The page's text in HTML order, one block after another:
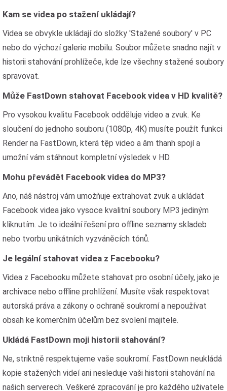
Kam se videa po stažení ukládají?
Videa se obvykle ukládají do složky 'Stažené soubory' v PC
nebo do výchozí galerie mobilu. Soubor můžete snadno najít v
historii stahování prohlížeče, kde lze všechny stažené soubory
spravovat.
Může FastDown stahovat Facebook videa v HD kvalitě?
Pro vysokou kvalitu Facebook odděluje video a zvuk. Ke
sloučení do jednoho souboru (1080p, 4K) musíte použít funkci
Render na FastDown, která tệp video a âm thanh spojí a
umožní vám stáhnout kompletní výsledek v HD.
Mohu převádět Facebook videa do MP3?
Ano, náš nástroj vám umožňuje extrahovat zvuk a ukládat
Facebook videa jako vysoce kvalitní soubory MP3 jediným
kliknutím. Je to ideální řešení pro offline seznamy skladeb
nebo tvorbu unikátních vyzváněcích tónů.
Je legální stahovat videa z Facebooku?
Videa z Facebooku můžete stahovat pro osobní účely, jako je
archivace nebo offline prohlížení. Musíte však respektovat
autorská práva a zákony o ochraně soukromí a nepoužívat
obsah ke komerčním účelům bez svolení majitele.
Ukládá FastDown moji historii stahování?
Ne, striktně respektujeme vaše soukromí. FastDown neukládá
kopie stažených videí ani nesleduje vaši historii stahování na
našich serverech. Veškeré zpracování je pro každého uživatele